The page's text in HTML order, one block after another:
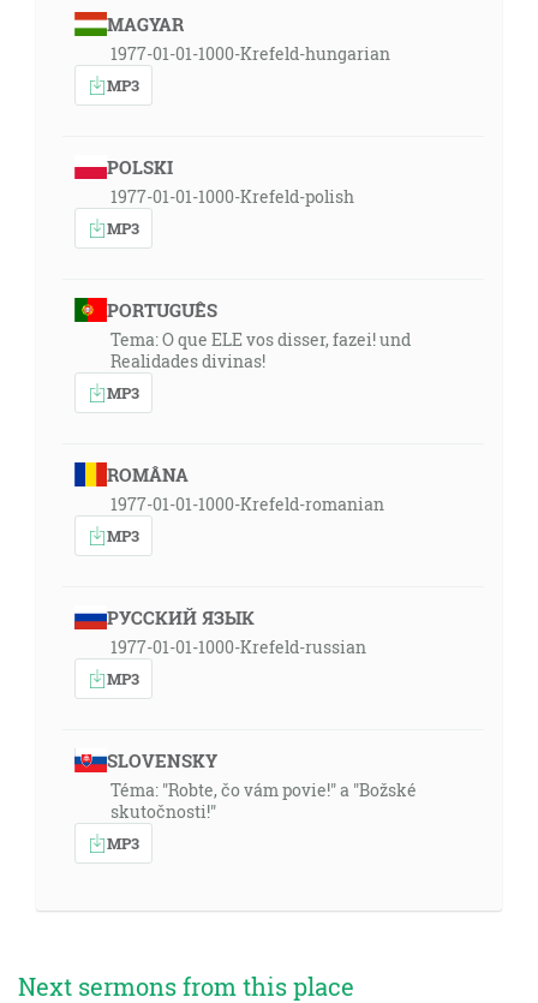
MAGYAR
1977-01-01-1000-Krefeld-hungarian
MP3
POLSKI
1977-01-01-1000-Krefeld-polish
MP3
PORTUGUÊS
Tema: O que ELE vos disser, fazei! und
Realidades divinas!
MP3
ROMÂNA
1977-01-01-1000-Krefeld-romanian
MP3
РУССКИЙ ЯЗЫК
1977-01-01-1000-Krefeld-russian
MP3
SLOVENSKY
Téma: "Robte, čo vám povie!" a "Božské
skutočnosti!"
MP3
Next sermons from this place